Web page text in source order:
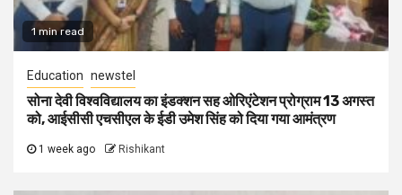
1 min read
Education newstel
सोना देवी विश्वविद्यालय का इंडक्शन सह ओरिएंटेशन प्रोग्राम 13 अगस्त
को, आईसीसी एचसीएल के ईडी उमेश सिंह को दिया गया आमंत्रण
1 week ago Rishikant